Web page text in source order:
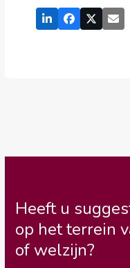
Heeft u
op het terrein
of welzijn?